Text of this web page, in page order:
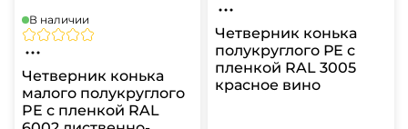
В наличии
Четверник конька
малого полукруглого
PE с пленкой RAL
Четверник конька
полукруглого РЕ с
пленкой RAL 3005
красное вино